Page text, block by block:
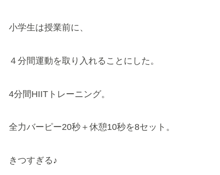
小学生は授業前に、
４分間運動を取り入れることにした。
4分間HIITトレーニング。
全力バーピー20秒＋休憩10秒を8セット。
きつすぎる♪